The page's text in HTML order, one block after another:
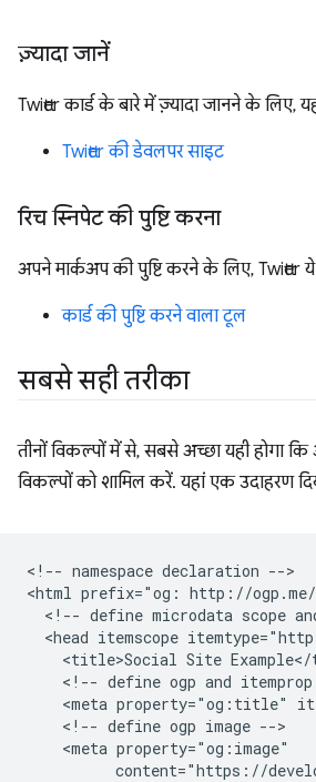
ज़्यादा जानें
Twitter कार्ड के बारे में ज़्यादा जानने के लिए,
Twitter की डेवलपर साइट
रिच स्निपेट की पुष्टि करना
अपने मार्कअप की पुष्टि करने के लिए, Twitter
कार्ड की पुष्टि करने वाला टूल
सबसे सही तरीका
तीनों विकल्पों में से, सबसे अच्छा यही होगा
विकल्पों को शामिल करें. यहां एक उदाहरण
<!-- namespace declaration -->
<html prefix="og: http://ogp.me/
<!-- define microdata scope
<head itemscope
<title>Social Site Example</
<!-- define ogp and
<meta property="og:title"
    <!-- define ogp image -->
    <meta property="og:image"
content="https://